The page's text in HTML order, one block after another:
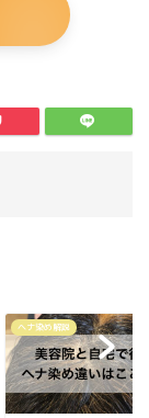
ヘナ染め解説